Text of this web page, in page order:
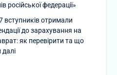
російської федерації»
вступників отримали
до зарахування на
як перевірити та що